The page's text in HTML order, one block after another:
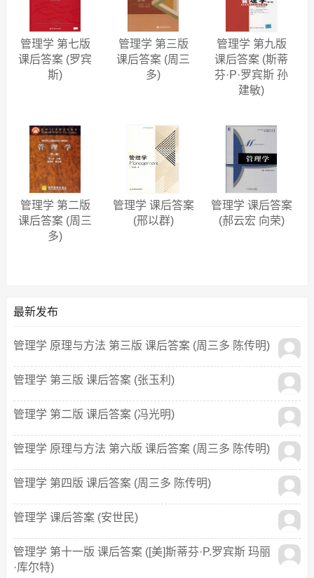
学、重庆大学、浙江科技学院、天津理工大学 等。
管理学 第七版
课后答案 (罗宾
斯)
管理学 第三版
课后答案 (周三
多)
管理学 第九版
课后答案 (斯蒂
芬·P·罗宾斯 孙
建敏)
管理学 第二版
课后答案 (周三
多)
管理学 课后答案
(邢以群)
管理学 课后答案
(郝云宏 向荣)
最新发布
管理学 原理与方法 第三版 课后答案 (周三多 陈传明)
管理学 第三版 课后答案 (张玉利)
管理学 第二版 课后答案 (冯光明)
管理学 原理与方法 第六版 课后答案 (周三多 陈传明)
管理学 第四版 课后答案 (周三多 陈传明)
管理学 课后答案 (安世民)
管理学 第十一版 课后答案 ([美]斯蒂芬·P.罗宾斯 玛丽
·库尔特)